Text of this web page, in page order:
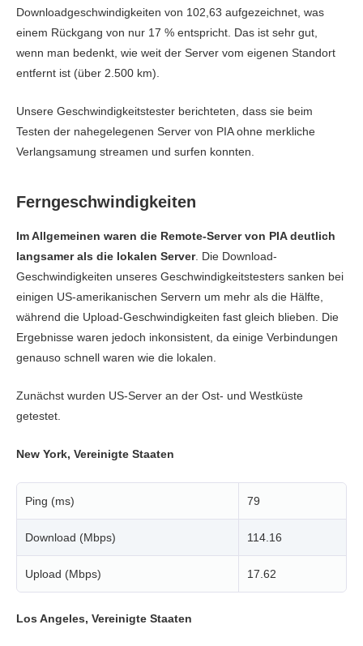
Downloadgeschwindigkeiten von 102,63 aufgezeichnet, was
einem Rückgang von nur 17 % entspricht. Das ist sehr gut,
wenn man bedenkt, wie weit der Server vom eigenen Standort
entfernt ist (über 2.500 km).
Unsere Geschwindigkeitstester berichteten, dass sie beim
Testen der nahegelegenen Server von PIA ohne merkliche
Verlangsamung streamen und surfen konnten.
Ferngeschwindigkeiten
Im Allgemeinen waren die Remote-Server von PIA deutlich
langsamer als die lokalen Server. Die Download-
Geschwindigkeiten unseres Geschwindigkeitstesters sanken bei
einigen US-amerikanischen Servern um mehr als die Hälfte,
während die Upload-Geschwindigkeiten fast gleich blieben. Die
Ergebnisse waren jedoch inkonsistent, da einige Verbindungen
genauso schnell waren wie die lokalen.
Zunächst wurden US-Server an der Ost- und Westküste
getestet.
New York, Vereinigte Staaten
Ping (ms) 79
Download (Mbps) 114.16
Upload (Mbps) 17.62
Los Angeles, Vereinigte Staaten